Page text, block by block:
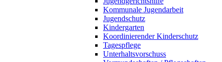
Kommunale Jugendarbeit
Jugendschutz
Kindergarten
Koordinierender Kinderschutz
Tagespflege
Unterhaltsvorschuss